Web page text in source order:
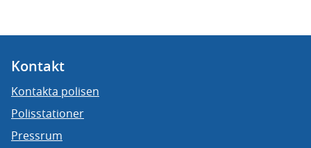
Kontakt
Kontakta polisen
Polisstationer
Pressrum